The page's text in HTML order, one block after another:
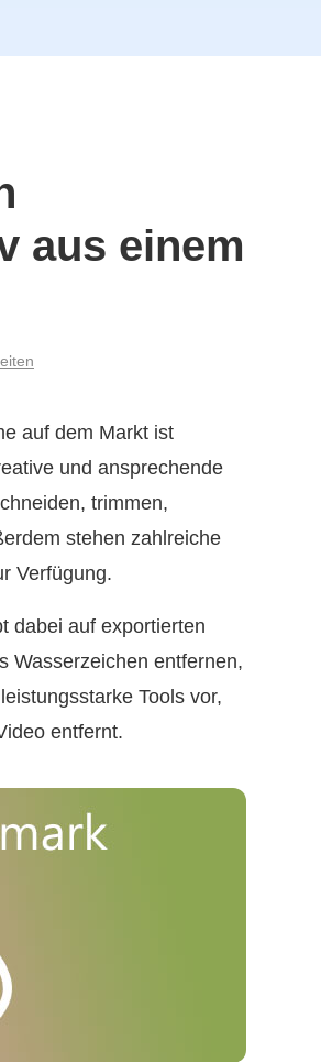
aus einem
auf dem Markt ist
und ansprechende
trimmen,
stehen zahlreiche
Verfügung.
dabei auf exportierten
Wasserzeichen entfernen,
Tools vor,
entfernt.